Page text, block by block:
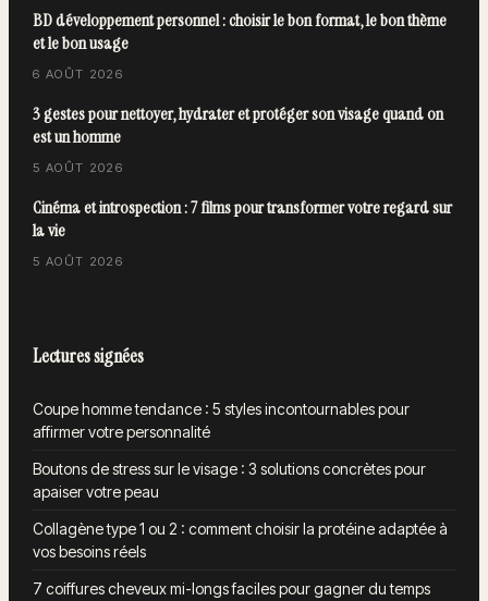
BD développement personnel : choisir le bon format, le bon thème
et le bon usage
6 AOÛT 2026
3 gestes pour nettoyer, hydrater et protéger son visage quand on
est un homme
5 AOÛT 2026
Cinéma et introspection : 7 films pour transformer votre regard sur
la vie
5 AOÛT 2026
Lectures signées
Coupe homme tendance : 5 styles incontournables pour
affirmer votre personnalité
Boutons de stress sur le visage : 3 solutions concrètes pour
apaiser votre peau
Collagène type 1 ou 2 : comment choisir la protéine adaptée à
vos besoins réels
7 coiffures cheveux mi-longs faciles pour gagner du temps